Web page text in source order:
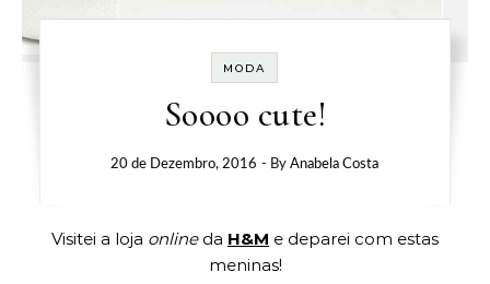
MODA
Soooo cute!
20 de Dezembro, 2016 - ByAnabela Costa
Visitei a loja onlineda H&M e deparei com estas
meninas!